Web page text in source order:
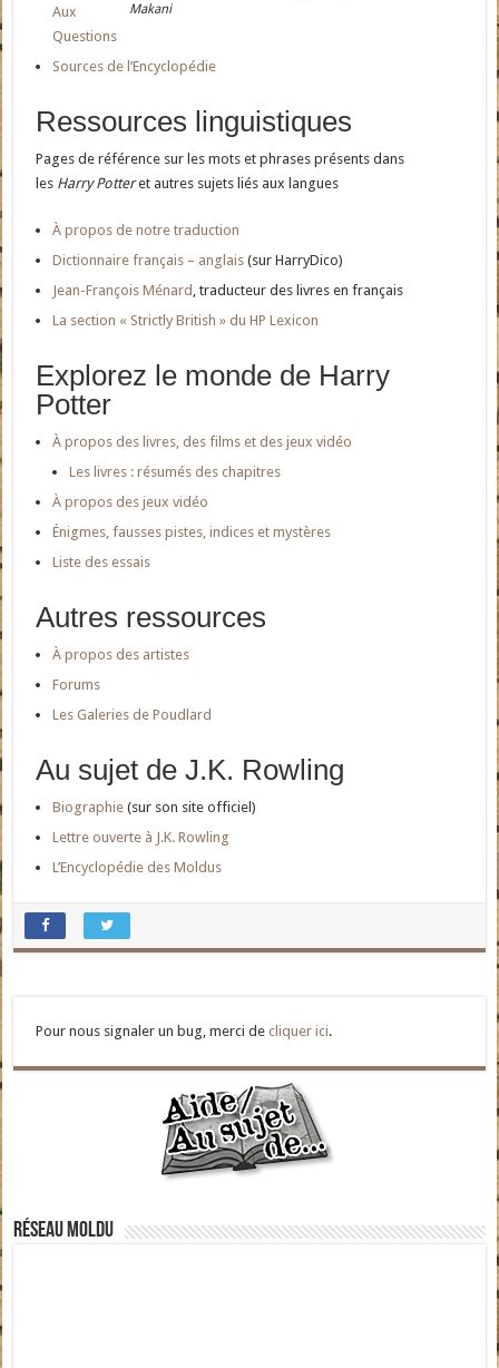
Makani
Aux
Questions
Sources de l’Encyclopédie
Ressources linguistiques
Pages de référence sur les mots et phrases présents dans
les Harry Potteret autres sujets liés aux langues
À propos de notre traduction
Dictionnaire français – anglais (sur HarryDico)
Jean-François Ménard , traducteur des livres en français
La section « Strictly British » du HP Lexicon
Explorez le monde de Harry
Potter
À propos des livres, des films et des jeux vidéo
Les livres : résumés des chapitres
À propos des jeux vidéo
Énigmes, fausses pistes, indices et mystères
Liste des essais
Autres ressources
À propos des artistes
Forums
Les Galeries de Poudlard
Au sujet de J.K. Rowling
Biographie (sur son site officiel)
Lettre ouverte à J.K. Rowling
L’Encyclopédie des Moldus
Pour nous signaler un bug, merci decliquer ici.
Réseau moldu